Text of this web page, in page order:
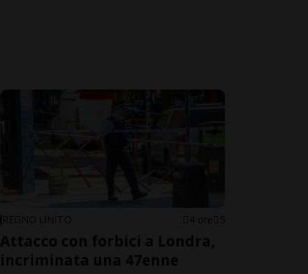
REGNO UNITO 4 ore 5
Attacco con forbici a Londra,
incriminata una 47enne